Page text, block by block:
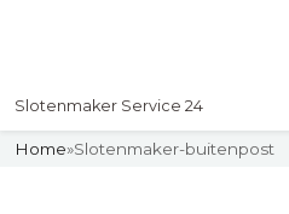
Slotenmaker Service 24
Home»Slotenmaker-buitenpost